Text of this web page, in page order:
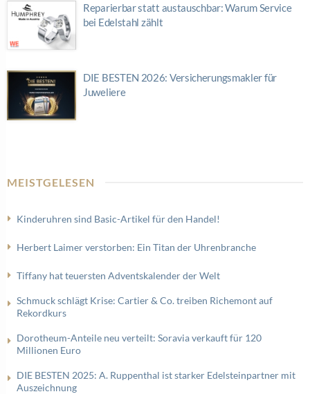
Reparierbar statt austauschbar: Warum Service
bei Edelstahl zählt
DIE BESTEN 2026: Versicherungsmakler für
Juweliere
MEISTGELESEN
Kinderuhren sind Basic-Artikel für den Handel!
Herbert Laimer verstorben: Ein Titan der Uhrenbranche
Tiffany hat teuersten Adventskalender der Welt
Schmuck schlägt Krise: Cartier & Co. treiben Richemont auf
Rekordkurs
Dorotheum-Anteile neu verteilt: Soravia verkauft für 120
Millionen Euro
DIE BESTEN 2025: A. Ruppenthal ist starker Edelsteinpartner mit
Auszeichnung